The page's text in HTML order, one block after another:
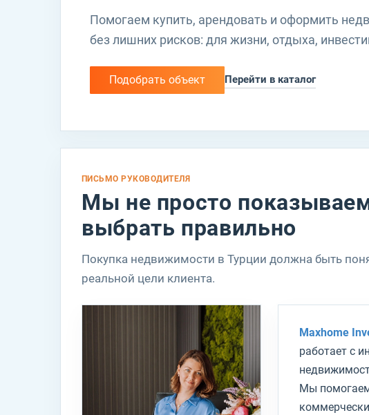
Помогаем купить, арендовать и оформить
без лишних рисков: для жизни, отдыха,
Подобрать объект Перейти в каталог
ПИСЬМО РУКОВОДИТЕЛЯ
Мы не просто
выбрать правильно
Покупка недвижимости в Турции должна быть
реальной цели клиента.
Maxhome
работает с
Мы помогаем